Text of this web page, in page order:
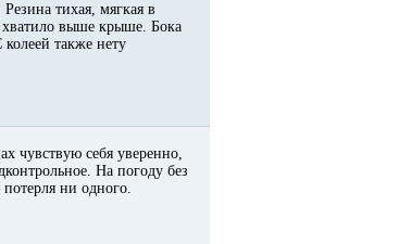
тихая, мягкая в
хватило выше крыше. Бока
также нету
чувствую себя уверенно,
На погоду без
ни одного.